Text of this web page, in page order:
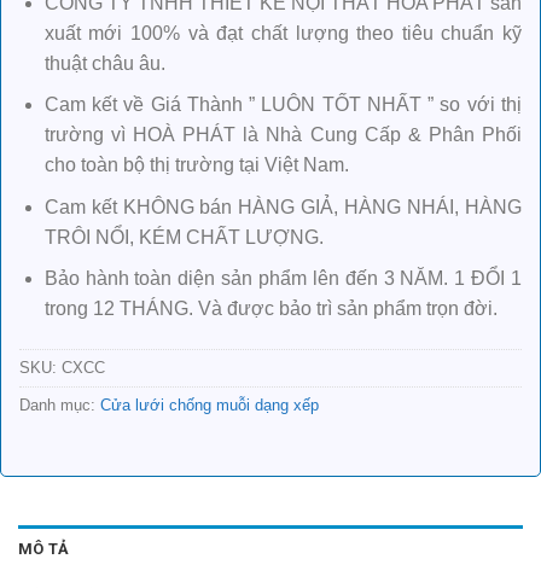
xuất mới 100% và đạt chất lượng theo tiêu chuẩn kỹ
thuật châu âu.
Cam kết về Giá Thành ” LUÔN TỐT NHẤT ” so với thị
trường vì HOÀ PHÁT là Nhà Cung Cấp & Phân Phối
cho toàn bộ thị trường tại Việt Nam.
Cam kết KHÔNG bán HÀNG GIẢ, HÀNG NHÁI, HÀNG
TRÔI NỔI, KÉM CHẤT LƯỢNG.
Bảo hành toàn diện sản phẩm lên đến 3 NĂM. 1 ĐỔI 1
trong 12 THÁNG. Và được bảo trì sản phẩm trọn đời.
SKU: CXCC
Danh mục: Cửa lưới chống muỗi dạng xếp
MÔ TẢ